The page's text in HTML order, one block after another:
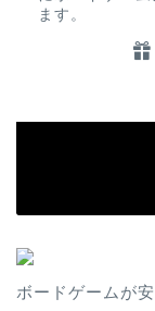
ます。
ボードゲームが